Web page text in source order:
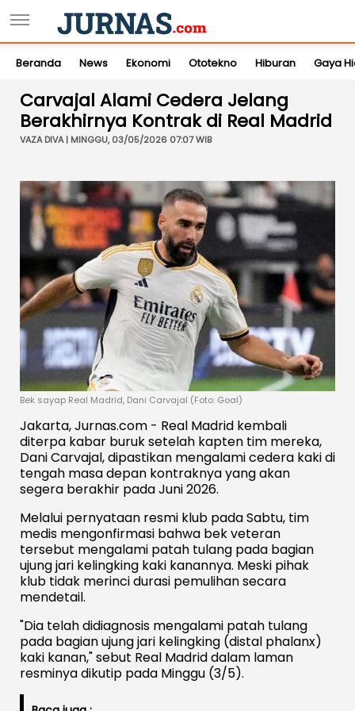
Beranda News Ekonomi Ototekno Hiburan Gaya
Carvajal Alami Cedera Jelang
Berakhirnya Kontrak di Real Madrid
VAZA DIVA | MINGGU, 03/05/2026 07:07 WIB
Bek sayap Real Madrid, Dani Carvajal (Foto: Goal)
Jakarta, Jurnas.com - Real Madrid kembali
diterpa kabar buruk setelah kapten tim mereka,
Dani Carvajal, dipastikan mengalami cedera kaki di
tengah masa depan kontraknya yang akan
segera berakhir pada Juni 2026.
Melalui pernyataan resmi klub pada Sabtu, tim
medis mengonfirmasi bahwa bek veteran
tersebut mengalami patah tulang pada bagian
ujung jari kelingking kaki kanannya. Meski pihak
klub tidak merinci durasi pemulihan secara
mendetail.
"Dia telah didiagnosis mengalami patah tulang
pada bagian ujung jari kelingking (distal phalanx)
kaki kanan," sebut Real Madrid dalam laman
resminya dikutip pada Minggu (3/5).